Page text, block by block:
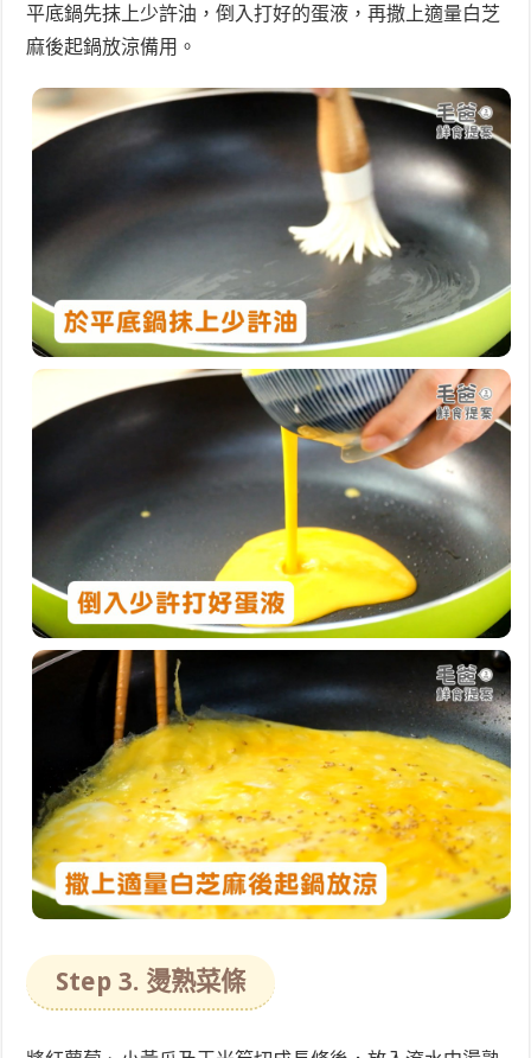
平底鍋先抹上少許油，倒入打好的蛋液，再撒上適量白芝
麻後起鍋放涼備用。
Step 3. 燙熟菜條